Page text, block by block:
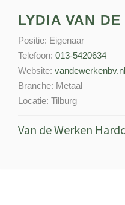
LYDIA VAN DE
Positie: Eigenaar
Telefoon: 013-5420634
Website: vandewerkenbv.nl
Branche: Metaal
Locatie: Tilburg
Van de Werken